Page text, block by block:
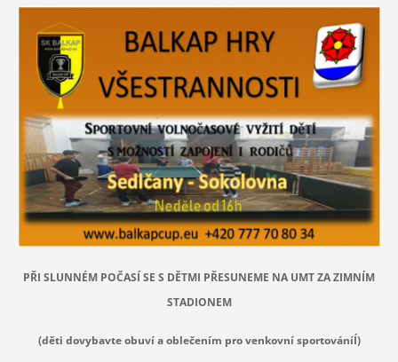
PŘI SLUNNÉM POČASÍ SE S DĚTMI PŘESUNEME NA UMT ZA ZIMNÍM
STADIONEM
(děti dovybavte obuví a oblečením pro venkovní sportováníÍ)